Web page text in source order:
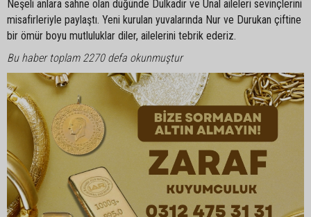
Neşeli anlara sahne olan düğünde Dulkadir ve Ünal aileleri sevinçlerini
misafirleriyle paylaştı. Yeni kurulan yuvalarında Nur ve Durukan çiftine
bir ömür boyu mutluluklar diler, ailelerini tebrik ederiz.
Bu haber toplam 2270 defa okunmuştur